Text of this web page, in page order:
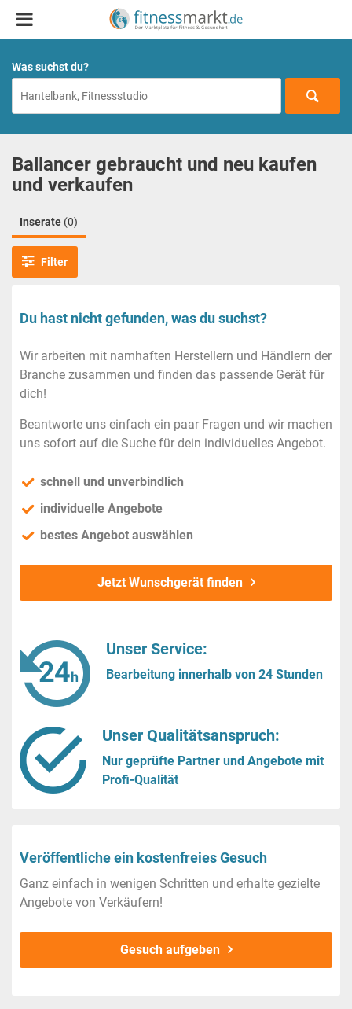
Was suchst du?
Ballancer gebraucht und neu kaufen
und verkaufen
Inserate (0)
Filter
Du hast nicht gefunden, was du suchst?
Wir arbeiten mit namhaften Herstellern und Händlern der
Branche zusammen und finden das passende Gerät für
dich!
Beantworte uns einfach ein paar Fragen und wir machen
uns sofort auf die Suche für dein individuelles Angebot.
schnell und unverbindlich
individuelle Angebote
bestes Angebot auswählen
Jetzt Wunschgerät finden
Unser Service:
Bearbeitung innerhalb von 24 Stunden
Unser Qualitätsanspruch:
Nur geprüfte Partner und Angebote mit
Profi-Qualität
Veröffentliche ein kostenfreies Gesuch
Ganz einfach in wenigen Schritten und erhalte gezielte
Angebote von Verkäufern!
Gesuch aufgeben